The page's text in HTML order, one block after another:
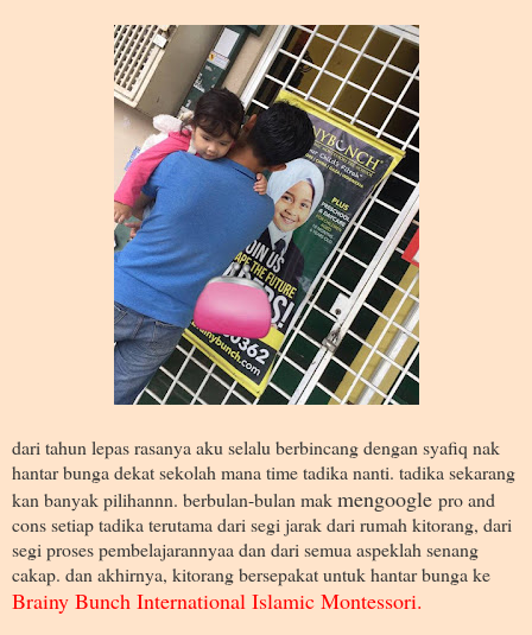
dari tahun lepas rasanya aku selalu berbincang dengan syafiq nak
hantar bunga dekat sekolah mana time tadika nanti. tadika sekarang
kan banyak pilihannn. berbulan-bulan makmengoogle pro and
cons setiap tadika terutama dari segi jarak dari rumah kitorang, dari
segi proses pembelajarannyaa dan dari semua aspeklah senang
cakap. dan akhirnya, kitorang bersepakat untuk hantar bunga ke
Brainy Bunch International Islamic Montessori.